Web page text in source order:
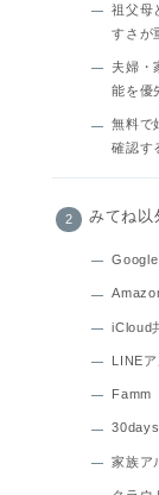
祖父母
すさが
夫婦・
能を優
無料で
確認す
みてね以
Google
iCloud
LINE
Famm
家族ア